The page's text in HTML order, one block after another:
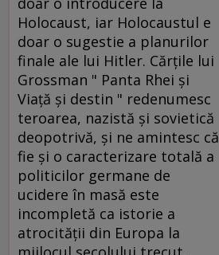
Holocaust, iar Holocaustul e
doar o sugestie a planurilor
finale ale lui Hitler. Cărţile lui
Grossman " Panta Rhei şi
Viaţă şi destin " redenumesc
teroarea, nazistă şi sovietică
deopotrivă, şi ne amintesc că
fie şi o caracterizare totală a
politicilor germane de
ucidere în masă este
incompletă ca istorie a
atrocităţii din Europa la